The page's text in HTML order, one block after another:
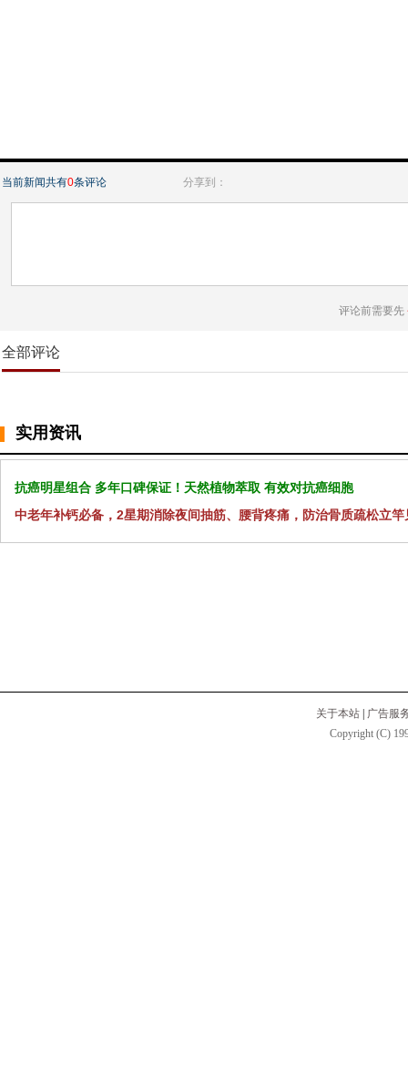
当前新闻共有0条评论 分享到：
评论前需要先
全部评论
实用资讯
抗癌明星组合 多年口碑保证！天然植物萃取 有效对抗癌细胞
中老年补钙必备，2星期消除夜间抽筋、腰背疼痛，防治骨质疏松立竿
关于本站
广告服
Copyright (C)